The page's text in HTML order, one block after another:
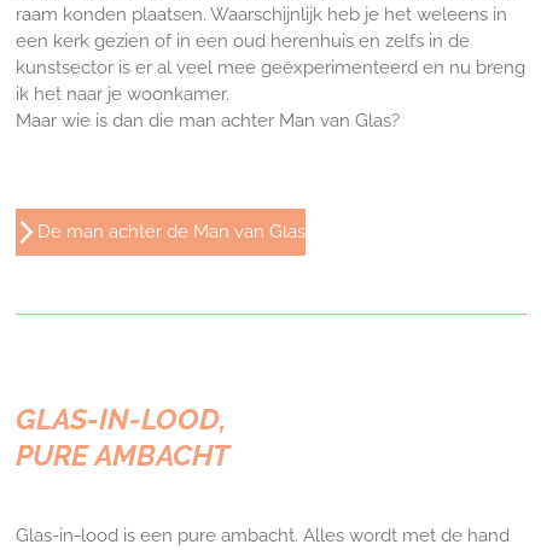
raam konden plaatsen. Waarschijnlijk heb je het weleens in
een kerk gezien of in een oud herenhuis en zelfs in de
kunstsector is er al veel mee geëxperimenteerd en nu breng
ik het naar je woonkamer.
Maar wie is dan die man achter Man van Glas?
De man achter de Man van Glas
GLAS-IN-LOOD,
PURE AMBACHT
Glas-in-lood is een pure ambacht. Alles wordt met de hand